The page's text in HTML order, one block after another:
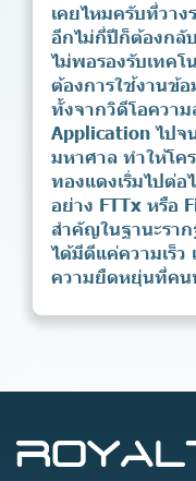
เคยไหมครับที่วาง
อีกไม่กี่ปีก็ต้องกลั
ไม่พอรองรับเทคโ
ต้องการใช้งานข้
ทั้งจากวิดีโอความ
Application ไป
มหาศาล ทำให้โค
ทองแดงเริ่มไปต่อ
อย่าง FTTx หรือ
สำคัญในฐานะรา
ได้มีดีแค่ความเร็ว
ความยืดหยุ่นที่คน